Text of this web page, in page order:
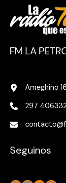
FM LA
Ameghino
297
Seguinos